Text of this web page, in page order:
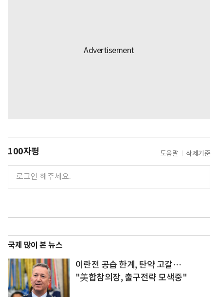
100자평 도움말 삭제기준
국제 많이 본 뉴스
이란전 공습 한계, 탄약 고갈…
"美합참의장, 출구전략 모색중"